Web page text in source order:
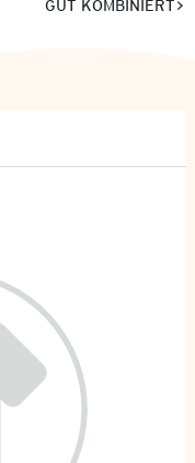
GUT KOMBINIERT